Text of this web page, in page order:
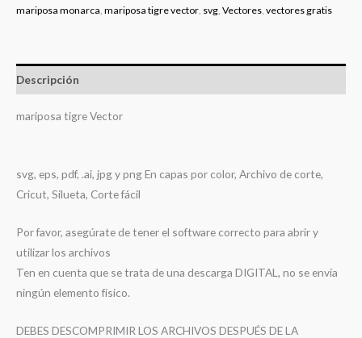
mariposa monarca, mariposa tigre vector, svg, Vectores, vectores gratis
Descripción
mariposa tigre Vector
svg, eps, pdf, .ai, jpg y png En capas por color, Archivo de corte,
Cricut, Silueta, Corte fácil
Por favor, asegúrate de tener el software correcto para abrir y
utilizar los archivos
Ten en cuenta que se trata de una descarga DIGITAL, no se envía
ningún elemento físico.
DEBES DESCOMPRIMIR LOS ARCHIVOS DESPUÉS DE LA